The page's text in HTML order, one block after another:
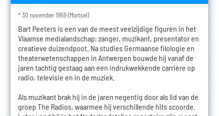
* 30 november 1959 (Mortsel)
Bart Peeters is een van de meest veelzijdige figuren in het
Vlaamse medialandschap: zanger, muzikant, presentator en
creatieve duizendpoot. Na studies Germaanse filologie en
theaterwetenschappen in Antwerpen bouwde hij vanaf de
jaren tachtig gestaag aan een indrukwekkende carrière op
radio, televisie en in de muziek.
Als muzikant brak hij in de jaren negentig door als lid van de
groep The Radios, waarmee hij verschillende hits scoorde.